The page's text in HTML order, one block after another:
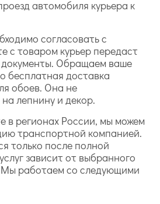
автомобиля курьера к
согласовать с
с товаром курьер передаст
документы. Обращаем ваше
бесплатная доставка
обоев. Она не
лепнину и декор.
в регионах России, мы можем
транспортной компанией.
только после полной
зависит от выбранного
Мы работаем со следующими